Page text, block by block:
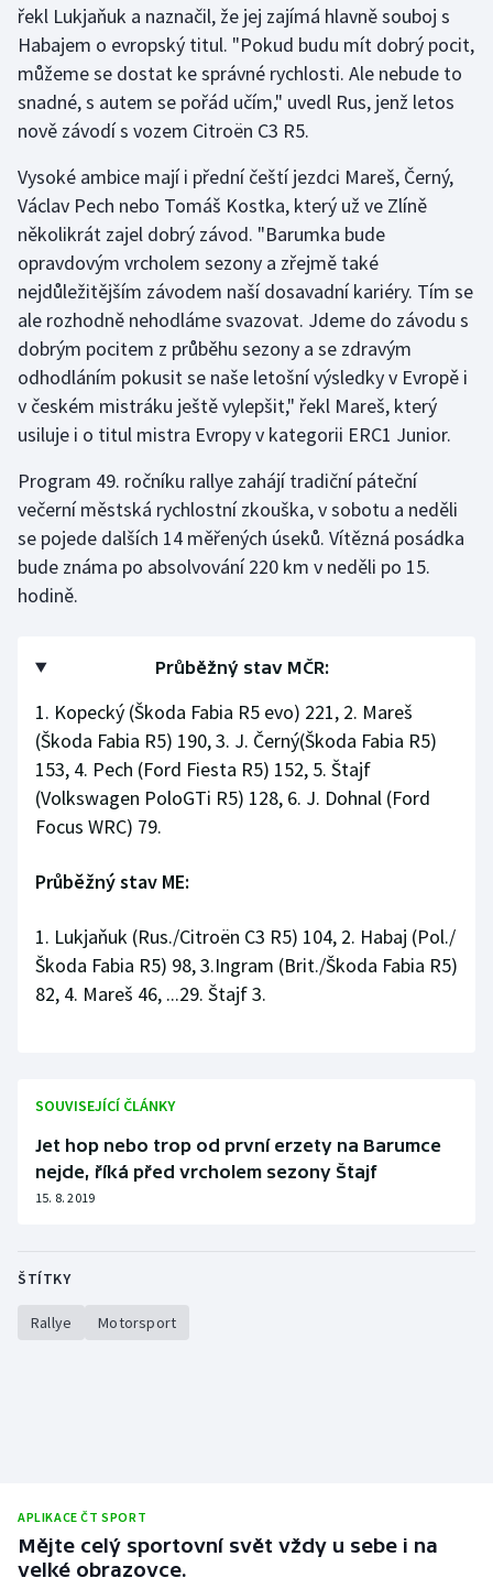
Stolní tenis
Triatlon
Veslování
Vodní slalom
Volejbal
Ostatní
řekl Lukjaňuk a naznačil, že jej zajímá hlavně souboj s
Habajem o evropský titul. "Pokud budu mít dobrý pocit,
můžeme se dostat ke správné rychlosti. Ale nebude to
snadné, s autem se pořád učím," uvedl Rus, jenž letos
nově závodí s vozem Citroën C3 R5.
Vysoké ambice mají i přední čeští jezdci Mareš, Černý,
Václav Pech nebo Tomáš Kostka, který už ve Zlíně
několikrát zajel dobrý závod. "Barumka bude
opravdovým vrcholem sezony a zřejmě také
nejdůležitějším závodem naší dosavadní kariéry. Tím se
ale rozhodně nehodláme svazovat. Jdeme do závodu s
dobrým pocitem z průběhu sezony a se zdravým
odhodláním pokusit se naše letošní výsledky v Evropě i
v českém mistráku ještě vylepšit," řekl Mareš, který
usiluje i o titul mistra Evropy v kategorii ERC1 Junior.
Program 49. ročníku rallye zahájí tradiční páteční
večerní městská rychlostní zkouška, v sobotu a neděli
se pojede dalších 14 měřených úseků. Vítězná posádka
bude známa po absolvování 220 km v neděli po 15.
hodině.
Průběžný stav MČR:
1. Kopecký (Škoda Fabia R5 evo) 221, 2. Mareš
(Škoda Fabia R5) 190, 3. J. Černý(Škoda Fabia R5)
153, 4. Pech (Ford Fiesta R5) 152, 5. Štajf
(Volkswagen PoloGTi R5) 128, 6. J. Dohnal (Ford
Focus WRC) 79.
Průběžný stav ME:
1. Lukjaňuk (Rus./Citroën C3 R5) 104, 2. Habaj (Pol./
Škoda Fabia R5) 98, 3.Ingram (Brit./Škoda Fabia R5)
82, 4. Mareš 46, ...29. Štajf 3.
SOUVISEJÍCÍ ČLÁNKY
Jet hop nebo trop od první erzety na Barumce
nejde, říká před vrcholem sezony Štajf
15. 8. 2019
ŠTÍTKY
Rallye Motorsport
APLIKACE ČT SPORT
Mějte celý sportovní svět vždy u sebe i na
velké obrazovce.